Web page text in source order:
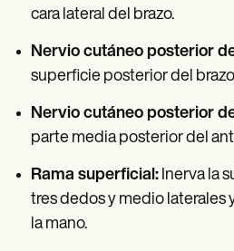
cara lateral del brazo.
Nervio cutáneo posterior
superficie posterior del
Nervio cutáneo posterior
parte media posterior del
Rama superficial: Inerva la
tres dedos y medio laterales
la mano.